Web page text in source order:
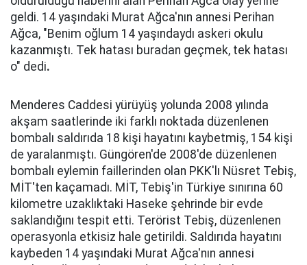
geldi. 14 yaşındaki Murat Ağca'nın annesi Perihan
Ağca, "Benim oğlum 14 yaşındaydı askeri okulu
kazanmıştı. Tek hatası buradan geçmek, tek hatası
o" dedi.
Menderes Caddesi yürüyüş yolunda 2008 yılında
akşam saatlerinde iki farklı noktada düzenlenen
bombalı saldırıda 18 kişi hayatını kaybetmiş, 154 kişi
de yaralanmıştı. Güngören'de 2008'de düzenlenen
bombalı eylemin faillerinden olan PKK'lı Nüsret Tebiş,
MİT'ten kaçamadı. MİT, Tebiş'in Türkiye sınırına 60
kilometre uzaklıktaki Haseke şehrinde bir evde
saklandığını tespit etti. Terörist Tebiş, düzenlenen
operasyonla etkisiz hale getirildi. Saldırıda hayatını
kaybeden 14 yaşındaki Murat Ağca'nın annesi